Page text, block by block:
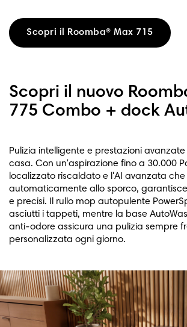
Scopri il Roomba® Max 715
Scopri il nuovo
775 Combo + dock
Pulizia intelligente e prestazioni
casa. Con un'aspirazione fino a 30.000
localizzato riscaldato e l'AI avanzata
automaticamente allo sporco,
e precisi. Il rullo mop autopulente
asciutti i tappeti, mentre la base
anti-odore assicura una pulizia sempre
personalizzata ogni giorno.